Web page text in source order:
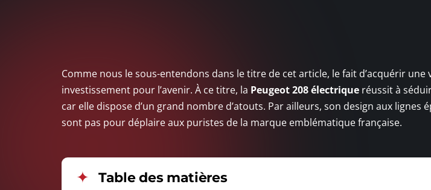
Comme nous le sous-entendons dans le titre de cet article, le fait d’acquérir
investissement pour l’avenir. À ce titre, la Peugeot 208 électrique réussit à
car elle dispose d’un grand nombre d’atouts. Par ailleurs, son design aux lignes
sont pas pour déplaire aux puristes de la marque emblématique française.
Table des matières